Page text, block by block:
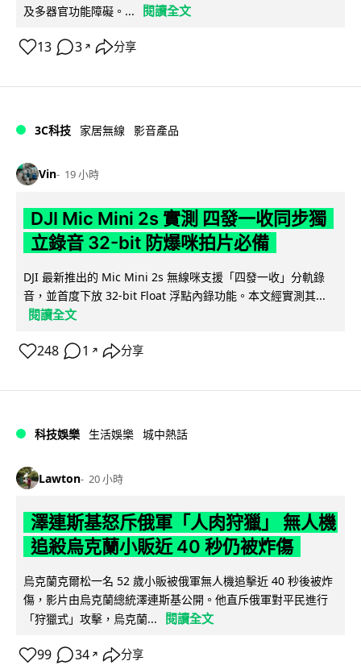
及多器官功能障礙。...
閱讀全文
13 3 ↗ 分享
3C科技 家居無線 影音產品
Vin 19 小時
DJI Mic Mini 2s 實測 四發一收同步獨
立錄音 32-bit 防爆咪拍片必備
DJI 最新推出的 Mic Mini 2s 無線咪支援「四發一收」分軌錄
音，並首度下放 32-bit Float 浮點內錄功能。本文經實測其...
閱讀全文
248 1 ↗ 分享
科技娛樂 生活娛樂 城中熱話
Lawton 20 小時
澤連斯基怒斥俄軍「人肉狩獵」 無人機
追殺烏克蘭小販近 40 秒仍被炸傷
烏克蘭克爾松一名 52 歲小販被俄軍無人機追擊近 40 秒後被炸
傷，影片由烏克蘭總統澤連斯基公開。他直斥俄軍對平民進行
「狩獵式」攻擊，烏克蘭...
閱讀全文
99 34 ↗ 分享